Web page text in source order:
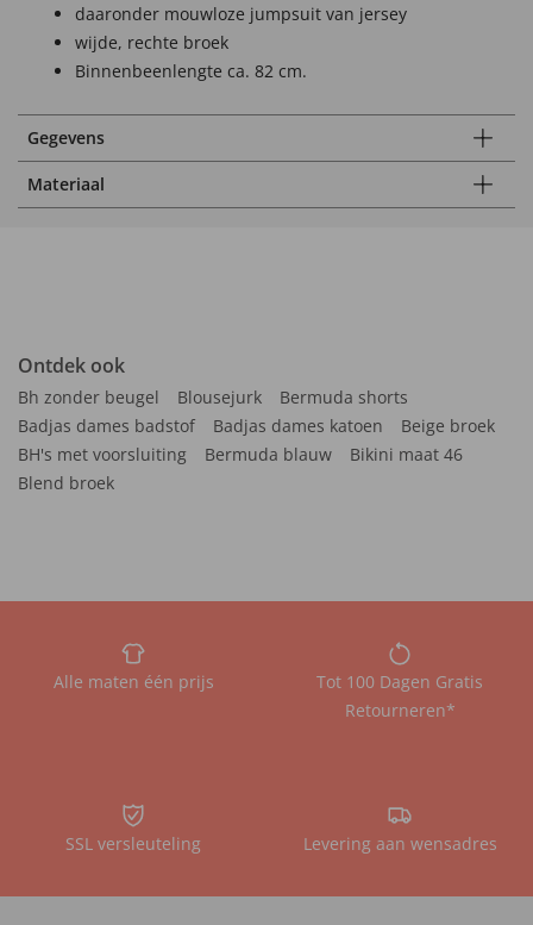
daaronder mouwloze jumpsuit van jersey
wijde, rechte broek
Binnenbeenlengte ca. 82 cm.
Gegevens
Materiaal
Ontdek ook
Bh zonder beugel Blousejurk
Bermuda shorts
Badjas dames badstof
Badjas dames katoen
Beige broek
BH's met voorsluiting
Bermuda blauw
Bikini maat 46
Blend broek
Alle maten één prijs
Tot 100 Dagen Gratis
Retourneren*
SSL versleuteling Levering aan wensadres